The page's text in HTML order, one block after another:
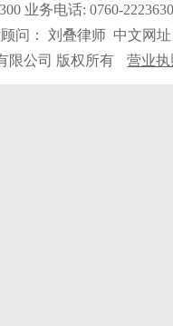
业务电话: 0760-
问： 刘叠律师 中文网
限公司 版权所有
营业